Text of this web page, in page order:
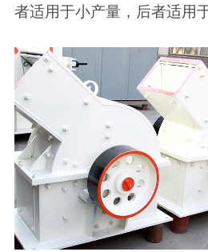
者适用于小产量，后者适用